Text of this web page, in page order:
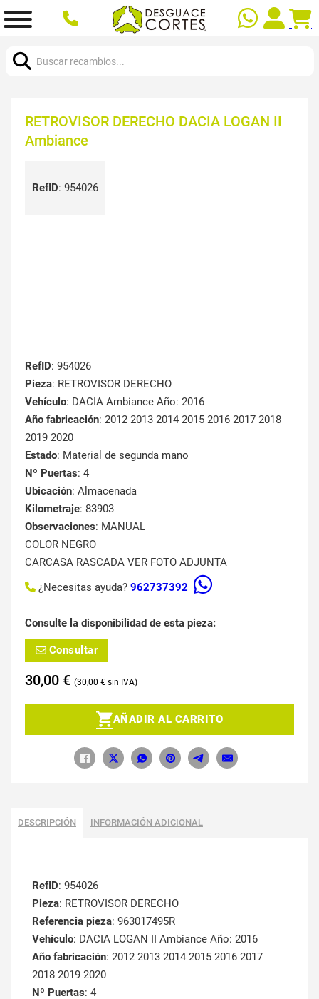
RETROVISOR DERECHO DACIA LOGAN II
Ambiance
RefID: 954026
RefID: 954026
Pieza: RETROVISOR DERECHO
Vehículo: DACIA Ambiance Año: 2016
Año fabricación: 2012 2013 2014 2015 2016 2017 2018
2019 2020
Estado: Material de segunda mano
Nº Puertas: 4
Ubicación: Almacenada
Kilometraje: 83903
Observaciones: MANUAL
COLOR NEGRO
CARCASA RASCADA VER FOTO ADJUNTA
¿Necesitas ayuda? 962737392
Consulte la disponibilidad de esta pieza:
Consultar
30,00 € 30,00 €
AÑADIR AL CARRITO
DESCRIPCIÓN INFORMACIÓN ADICIONAL
RefID: 954026
Pieza: RETROVISOR DERECHO
Referencia pieza: 963017495R
Vehículo: DACIA LOGAN II Ambiance Año: 2016
Año fabricación: 2012 2013 2014 2015 2016 2017
2018 2019 2020
Nº Puertas: 4